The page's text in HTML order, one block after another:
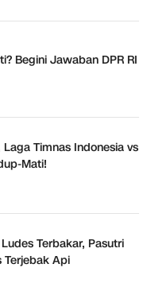
Begini Jawaban DPR RI
Timnas Indonesia vs
Mati!
Terbakar, Pasutri
Terjebak Api